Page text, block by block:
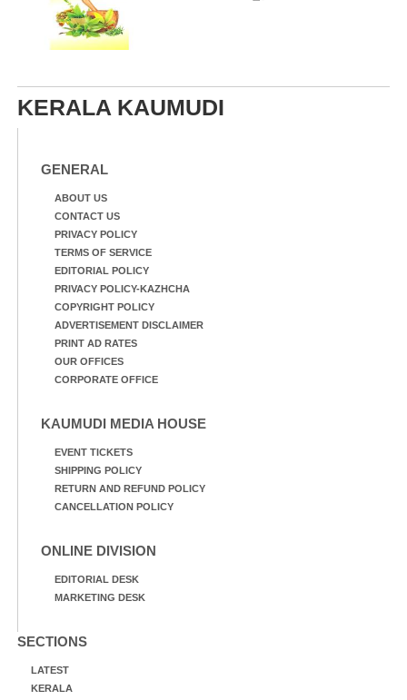
KERALA KAUMUDI
GENERAL
ABOUT US
CONTACT US
PRIVACY POLICY
TERMS OF SERVICE
EDITORIAL POLICY
PRIVACY POLICY-KAZHCHA
COPYRIGHT POLICY
ADVERTISEMENT DISCLAIMER
PRINT AD RATES
OUR OFFICES
CORPORATE OFFICE
KAUMUDI MEDIA HOUSE
EVENT TICKETS
SHIPPING POLICY
RETURN AND REFUND POLICY
CANCELLATION POLICY
ONLINE DIVISION
EDITORIAL DESK
MARKETING DESK
SECTIONS
LATEST
KERALA